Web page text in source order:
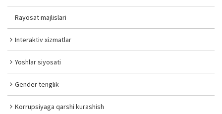
Rayosat majlislari
Interaktiv xizmatlar
Yoshlar siyosati
Gender tenglik
Korrupsiyaga qarshi kurashish